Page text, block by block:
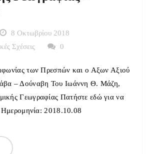
8 Οκτωβρίου 2018
Σχέσεις
0
των Πρεσπών και ο Αξων Αξιού
– Δούναβη Του Ιωάννη Θ. Μάζη,
Γεωγραφίας Πατήστε εδώ για να
2018.10.08